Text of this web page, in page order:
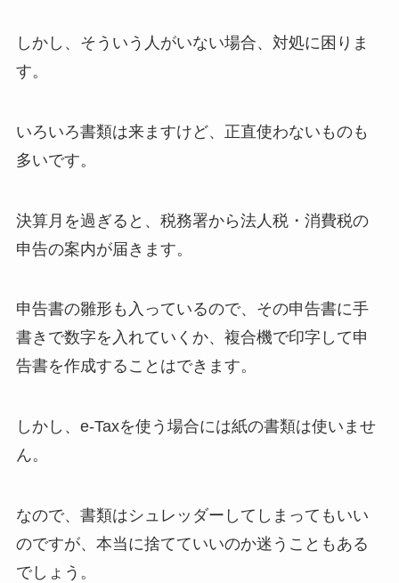
しかし、そういう人がいない場合、対処に困りま
す。
いろいろ書類は来ますけど、正直使わないものも
多いです。
決算月を過ぎると、税務署から法人税・消費税の
申告の案内が届きます。
申告書の雛形も入っているので、その申告書に手
書きで数字を入れていくか、複合機で印字して申
告書を作成することはできます。
しかし、e-Taxを使う場合には紙の書類は使いませ
ん。
なので、書類はシュレッダーしてしまってもいい
のですが、本当に捨てていいのか迷うこともある
でしょう。